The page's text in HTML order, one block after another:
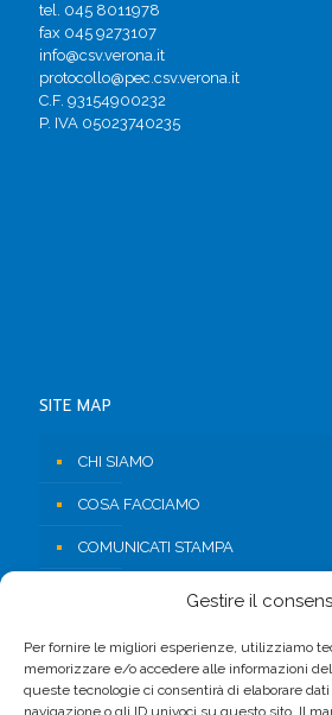
Gestire il
Per fornire le migliori esperienze, utilizziamo
memorizzare e/o accedere alle informazioni
queste tecnologie ci consentirà di elaborare
navigazione o gli ID univoci su questo sito. Il
tel. 045 8011978
fax 045 9273107
info@csv.verona.it
protocollo@pec.csv.verona.it
C.F. 93154900232
P. IVA 05023740235
SITE MAP
CHI SIAMO
COSA FACCIAMO
COMUNICATI STAMPA
AREA RISERVATA